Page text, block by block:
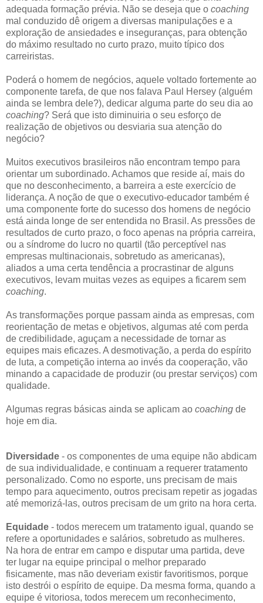
adequada formação prévia. Não se deseja que o coaching
mal conduzido dê origem a diversas manipulações e a
exploração de ansiedades e inseguranças, para obtenção
do máximo resultado no curto prazo, muito típico dos
carreiristas.
Poderá o homem de negócios, aquele voltado fortemente ao
componente tarefa, de que nos falava Paul Hersey (alguém
ainda se lembra dele?), dedicar alguma parte do seu dia ao
coaching? Será que isto diminuiria o seu esforço de
realização de objetivos ou desviaria sua atenção do
negócio?
Muitos executivos brasileiros não encontram tempo para
orientar um subordinado. Achamos que reside aí, mais do
que no desconhecimento, a barreira a este exercício de
liderança. A noção de que o executivo-educador também é
uma componente forte do sucesso dos homens de negócio
está ainda longe de ser entendida no Brasil. As pressões de
resultados de curto prazo, o foco apenas na própria carreira,
ou a síndrome do lucro no quartil (tão perceptível nas
empresas multinacionais, sobretudo as americanas),
aliados a uma certa tendência a procrastinar de alguns
executivos, levam muitas vezes as equipes a ficarem sem
coaching.
As transformações porque passam ainda as empresas, com
reorientação de metas e objetivos, algumas até com perda
de credibilidade, aguçam a necessidade de tornar as
equipes mais eficazes. A desmotivação, a perda do espírito
de luta, a competição interna ao invés da cooperação, vão
minando a capacidade de produzir (ou prestar serviços) com
qualidade.
Algumas regras básicas ainda se aplicam ao coaching de
hoje em dia.
Diversidade - os componentes de uma equipe não abdicam
de sua individualidade, e continuam a requerer tratamento
personalizado. Como no esporte, uns precisam de mais
tempo para aquecimento, outros precisam repetir as jogadas
até memorizá-las, outros precisam de um grito na hora certa.
Equidade - todos merecem um tratamento igual, quando se
refere a oportunidades e salários, sobretudo as mulheres.
Na hora de entrar em campo e disputar uma partida, deve
ter lugar na equipe principal o melhor preparado
fisicamente, mas não deveriam existir favoritismos, porque
isto destrói o espírito de equipe. Da mesma forma, quando a
equipe é vitoriosa, todos merecem um reconhecimento,